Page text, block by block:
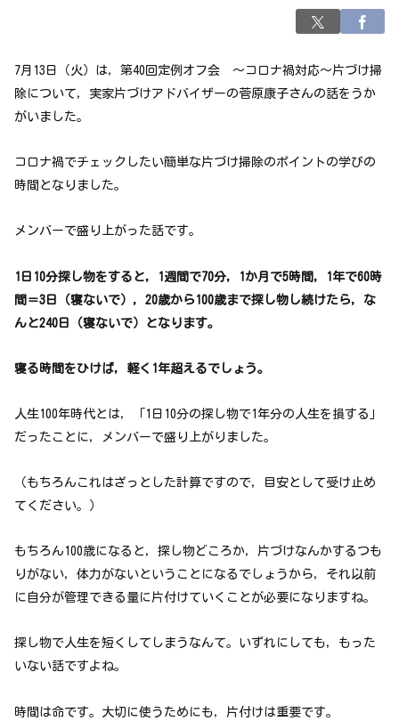
7月13日（火）は，第40回定例オフ会 ～コロナ禍対応～片づけ掃
除について，実家片づけアドバイザーの菅原康子さんの話をうか
がいました。
コロナ禍でチェックしたい簡単な片づけ掃除のポイントの学びの
時間となりました。
メンバーで盛り上がった話です。
1日10分探し物をすると，1週間で70分，1か月で5時間，1年で60時
間＝3日（寝ないで），20歳から100歳まで探し物し続けたら，な
んと240日（寝ないで）となります。
寝る時間をひけば，軽く1年超えるでしょう。
人生100年時代とは，「1日10分の探し物で1年分の人生を損する」
だったことに，メンバーで盛り上がりました。
（もちろんこれはざっとした計算ですので，目安として受け止め
てください。）
もちろん100歳になると，探し物どころか，片づけなんかするつも
りがない，体力がないということになるでしょうから，それ以前
に自分が管理できる量に片付けていくことが必要になりますね。
探し物で人生を短くしてしまうなんて。いずれにしても，もった
いない話ですよね。
時間は命です。大切に使うためにも，片付けは重要です。